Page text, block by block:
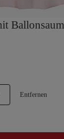
Entfernen